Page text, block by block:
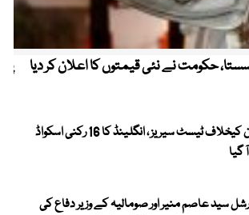
حکومت نے نئی قیمتوں کا اعلان کر دیا
پاکستان کیخلاف ٹیسٹ سیریز ، انگلینڈ کا 16 رکنی اسکواڈ
گیا
سید عاصم منیر اور صومالیہ کے وزیر دفاع کی